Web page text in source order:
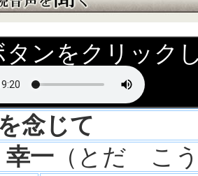
タンをクリック
念じて
一 （とだ こ